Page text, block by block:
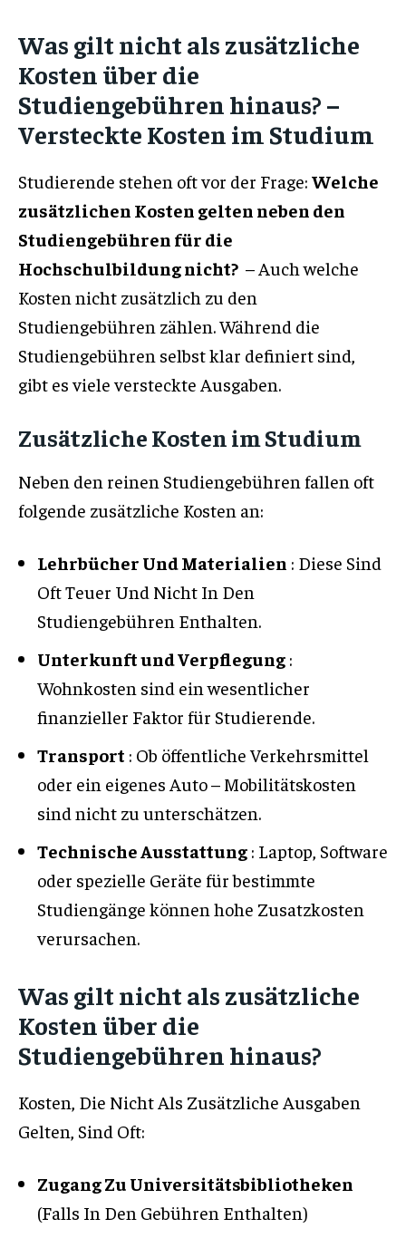
Was gilt nicht als zusätzliche
Kosten über die
Studiengebühren hinaus? –
Versteckte Kosten im Studium
Studierende stehen oft vor der Frage: Welche
zusätzlichen Kosten gelten neben den
Studiengebühren für die
Hochschulbildung nicht? – Auch welche
Kosten nicht zusätzlich zu den
Studiengebühren zählen. Während die
Studiengebühren selbst klar definiert sind,
gibt es viele versteckte Ausgaben.
Zusätzliche Kosten im Studium
Neben den reinen Studiengebühren fallen oft
folgende zusätzliche Kosten an:
Lehrbücher Und Materialien : Diese Sind
Oft Teuer Und Nicht In Den
Studiengebühren Enthalten.
Unterkunft und Verpflegung :
Wohnkosten sind ein wesentlicher
finanzieller Faktor für Studierende.
Transport : Ob öffentliche Verkehrsmittel
oder ein eigenes Auto – Mobilitätskosten
sind nicht zu unterschätzen.
Technische Ausstattung : Laptop, Software
oder spezielle Geräte für bestimmte
Studiengänge können hohe Zusatzkosten
verursachen.
Was gilt nicht als zusätzliche
Kosten über die
Studiengebühren hinaus?
Kosten, Die Nicht Als Zusätzliche Ausgaben
Gelten, Sind Oft:
Zugang Zu Universitätsbibliotheken
(Falls In Den Gebühren Enthalten)